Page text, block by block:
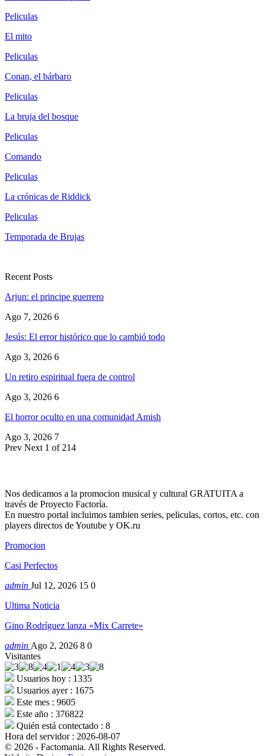
Peliculas
El mito
Peliculas
Conan, el bárbaro
Peliculas
La bruja del bosque
Peliculas
Comando
Peliculas
La crónicas de Riddick
Peliculas
Temporada de Brujas
Recent Posts
Arjun: el principe guerrero
Ago 7, 2026 6
Jesús: El error histórico que lo cambió todo
Ago 3, 2026 6
Un retiro espiritual fuera de control
Ago 3, 2026 6
El horror oculto en una comunidad Amish
Ago 3, 2026 7
Prev Next 1 of 214
Nos dedicamos a la promocion musical y cultural GRATUITA a
través de Proyecto Factoría.
En nuestro portal incluimos tambien series, peliculas, cortos, etc. con
players directos de Youtube y OK.ru
Promocion
Casi Perfectos
admin Jul 12, 2026 15 0
Ultima Noticia
Gino Rodríguez lanza «Mix Carrete»
admin Ago 2, 2026 8 0
Visitantes
Usuarios hoy : 1335
Usuarios ayer : 1675
Este mes : 9605
Este año : 376822
Quién está contectado : 8
Hora del servidor : 2026-08-07
© 2026 - Factomania. All Rights Reserved.